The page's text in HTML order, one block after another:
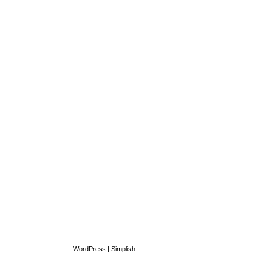
WordPress | Simplish